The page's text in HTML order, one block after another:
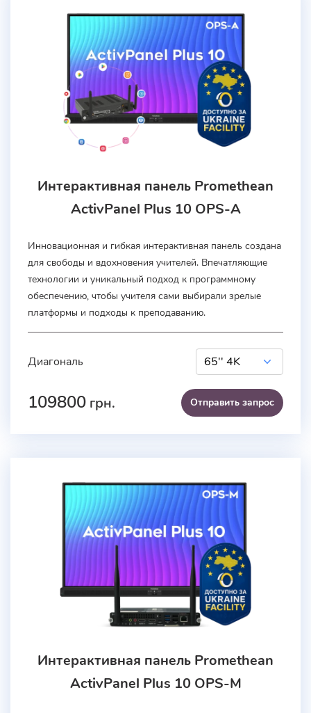
Интерактивная панель Promethean
ActivPanel Plus 10 OPS-A
Инновационная и гибкая интерактивная панель создана
для свободы и вдохновения учителей. Впечатляющие
технологии и уникальный подход к программному
обеспечению, чтобы учителя сами выбирали зрелые
платформы и подходы к преподаванию.
Диагональ
109800 грн. Отправить запроc
Интерактивная панель Promethean
ActivPanel Plus 10 OPS-M